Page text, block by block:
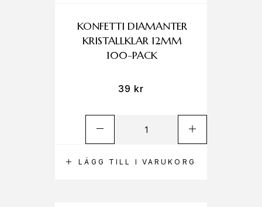
LÄGG TILL I VARUKORG
KONFETTI DIAMANTER
KRISTALLKLAR 12MM
100-PACK
39 kr